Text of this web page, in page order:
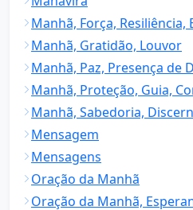
Manhã, Força, Resiliência,
Manhã, Gratidão, Louvor
Manhã, Paz, Presença de
Manhã, Proteção, Guia,
Manhã, Sabedoria,
Mensagem
Mensagens
Oração da Manhã
Oração da Manhã,